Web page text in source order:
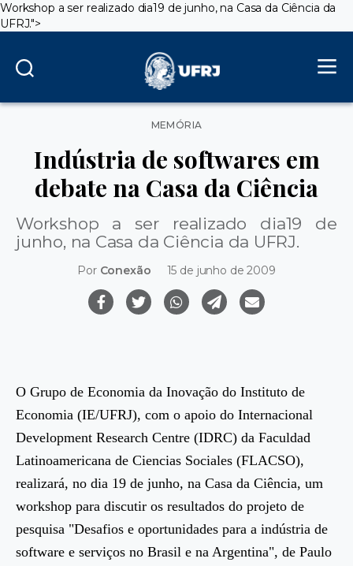
Workshop a ser realizado dia19 de junho, na Casa da Ciência da
UFRJ.">
Categorias
MEMÓRIA
Indústria de softwares em
debate na Casa da Ciência
Workshop a ser realizado dia19 de
junho, na Casa da Ciência da UFRJ.
Por Conexão 15 de junho de 2009
O Grupo de Economia da Inovação do Instituto de
Economia (IE/UFRJ), com o apoio do Internacional
Development Research Centre (IDRC) da Faculdad
Latinoamericana de Ciencias Sociales (FLACSO),
realizará, no dia 19 de junho, na Casa da Ciência, um
workshop para discutir os resultados do projeto de
pesquisa "Desafios e oportunidades para a indústria de
software e serviços no Brasil e na Argentina", de Paulo